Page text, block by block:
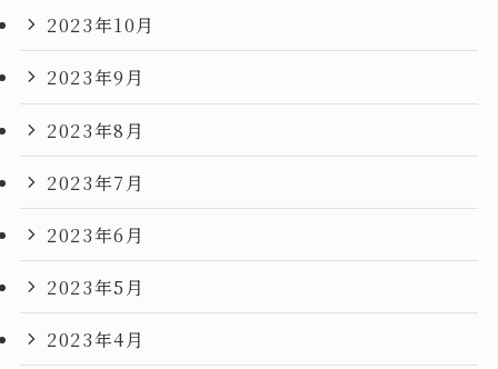
2023年10月
2023年9月
2023年8月
2023年7月
2023年6月
2023年5月
2023年4月